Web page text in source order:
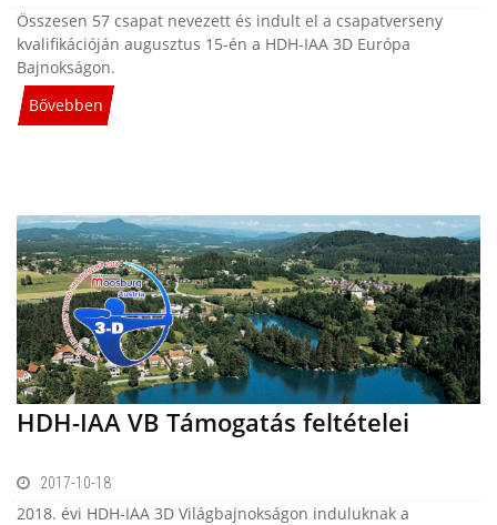
Összesen 57 csapat nevezett és indult el a csapatverseny
kvalifikációján augusztus 15-én a HDH-IAA 3D Európa
Bajnokságon.
Bővebben
HDH-IAA VB Támogatás feltételei
2017-10-18
2018. évi HDH-IAA 3D Világbajnokságon induluknak a